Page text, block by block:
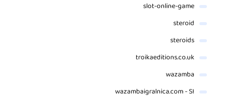
slot-online-game
steroid
steroids
troikaeditions.co.uk
wazamba
wazambaigralnica.com - SI